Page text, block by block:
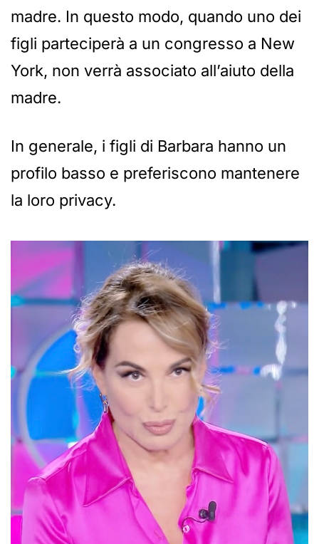
madre. In questo modo, quando uno dei
figli parteciperà a un congresso a New
York, non verrà associato all’aiuto della
madre.
In generale, i figli di Barbara hanno un
profilo basso e preferiscono mantenere
la loro privacy.